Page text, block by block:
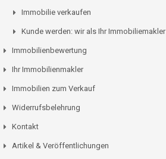
Immobilie verkaufen
Kunde werden: wir als Ihr Immobiliemakler
Immobilienbewertung
Ihr Immobilienmakler
Immobilien zum Verkauf
Widerrufsbelehrung
Kontakt
Artikel & Veröffentlichungen